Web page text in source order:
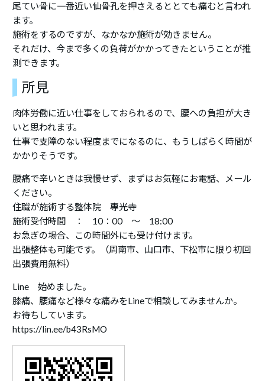
尾てい骨に一番近い仙骨孔を押さえるととても痛むと言われ
ます。
施術をするのですが、なかなか施術が効きません。
それだけ、今まで多くの負荷がかかってきたということが推
測できます。
所見
肉体労働に近い仕事をしておられるので、腰への負担が大き
いと思われます。
仕事で支障のない程度までになるのに、もうしばらく時間が
かかりそうです。
腰痛で辛いときは我慢せず、まずはお気軽にお電話、メール
ください。
住職が施術する整体院 專光寺
施術受付時間 ： 10：00 ～ 18:00
お急ぎの場合、この時間外にも受け付けます。
出張整体も可能です。（周南市、山口市、下松市に限り初回
出張費用無料）
Line 始めました。
膝痛、腰痛など様々な痛みをLineで相談してみませんか。
お待ちしています。
https://lin.ee/b43RsMO